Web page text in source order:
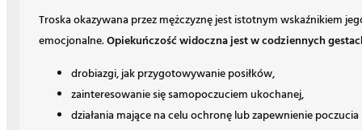
Troska okazywana przez mężczyznę jest istotnym wskaźnikiem
emocjonalne.Opiekuńczość widoczna jest w codziennych
drobiazgi, jak przygotowywanie posiłków,
zainteresowanie się samopoczuciem ukochanej,
działania mające na celu ochronę lub zapewnienie